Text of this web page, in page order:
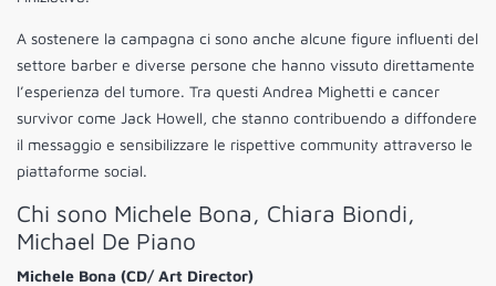
A sostenere la campagna ci sono anche alcune figure influenti del
settore barber e diverse persone che hanno vissuto direttamente
l’esperienza del tumore. Tra questi Andrea Mighetti e cancer
survivor come Jack Howell, che stanno contribuendo a diffondere
il messaggio e sensibilizzare le rispettive community attraverso le
piattaforme social.
Chi sono Michele Bona, Chiara Biondi,
Michael De Piano
Michele Bona (CD/ Art Director)